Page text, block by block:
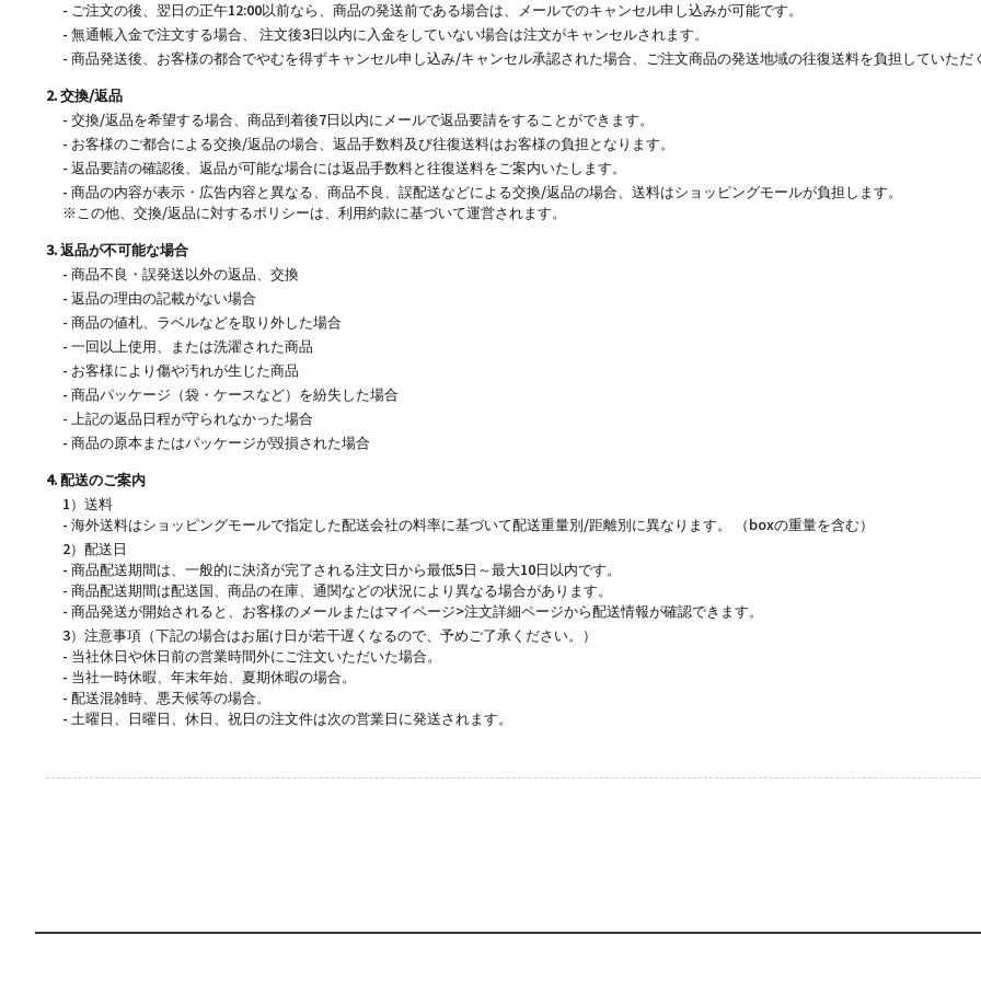
- ご注文の後、翌日の正午12:00以前なら、商品の発送前である場合は、メールでのキャンセル申し込みが可能です。
- 無通帳入金で注文する場合、 注文後3日以内に入金をしていない場合は注文がキャンセルされます。
- 商品発送後、お客様の都合でやむを得ずキャンセル申し込み/キャンセル承認された場合、ご注文商品の発送地域の往復送料を負担していただ
2. 交換/返品
- 交換/返品を希望する場合、商品到着後7日以内にメールで返品要請をすることができます。
- お客様のご都合による交換/返品の場合、返品手数料及び往復送料はお客様の負担となります。
- 返品要請の確認後、返品が可能な場合には返品手数料と往復送料をご案内いたします。
- 商品の内容が表示・広告内容と異なる、商品不良、誤配送などによる交換/返品の場合、送料はショッピングモールが負担します。
※この他、交換/返品に対するポリシーは、利用約款に基づいて運営されます。
3. 返品が不可能な場合
- 商品不良・誤発送以外の返品、交換
- 返品の理由の記載がない場合
- 商品の値札、ラベルなどを取り外した場合
- 一回以上使用、または洗濯された商品
- お客様により傷や汚れが生じた商品
- 商品パッケージ（袋・ケースなど）を紛失した場合
- 上記の返品日程が守られなかった場合
- 商品の原本またはパッケージが毀損された場合
4. 配送のご案内
1）送料
- 海外送料はショッピングモールで指定した配送会社の料率に基づいて配送重量別/距離別に異なります。 （boxの重量を含む）
2）配送日
- 商品配送期間は、一般的に決済が完了される注文日から最低5日～最大10日以内です。
- 商品配送期間は配送国、商品の在庫、通関などの状況により異なる場合があります。
- 商品発送が開始されると、お客様のメールまたはマイページ>注文詳細ページから配送情報が確認できます。
3）注意事項（下記の場合はお届け日が若干遅くなるので、予めご了承ください。）
- 当社休日や休日前の営業時間外にご注文いただいた場合。
- 当社一時休暇、年末年始、夏期休暇の場合。
- 配送混雑時、悪天候等の場合。
- 土曜日、日曜日、休日、祝日の注文件は次の営業日に発送されます。